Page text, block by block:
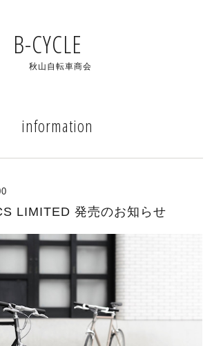
B-CYCLE
秋山自転車商会
information
LIMITED 発売のお知らせ